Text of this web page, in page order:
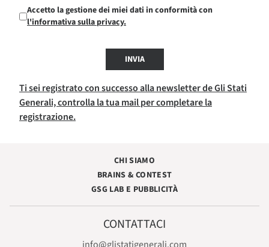
Accetto la gestione dei miei dati in conformità con
l'informativa sulla privacy.
INVIA
Ti sei registrato con successo alla newsletter de Gli Stati
Generali, controlla la tua mail per completare la
registrazione.
CHI SIAMO
BRAINS & CONTEST
GSG LAB E PUBBLICITÀ
CONTATTACI